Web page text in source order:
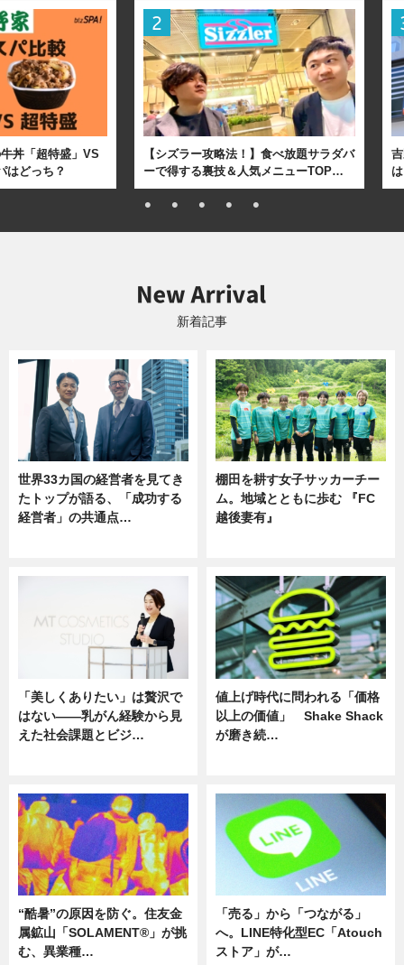
丼「超特盛」VS
はどっち？
【シズラー攻略法！】食べ放題サラダバ
ーで得する裏技＆人気メニューTOP…
新着記事
世界33カ国の経営者を見てき
たトップが語る、「成功する
経営者」の共通点…
棚田を耕す女子サッカーチー
ム。地域とともに歩む 『FC
越後妻有』
「美しくありたい」は贅沢で
はない――乳がん経験から見
えた社会課題とビジ…
値上げ時代に問われる「価格
以上の価値」 Shake Shack
が磨き続…
“酷暑”の原因を防ぐ。住友金
属鉱山「SOLAMENT®」が挑
む、異業種…
「売る」から「つながる」
へ。LINE特化型EC「Atouch
ストア」が…